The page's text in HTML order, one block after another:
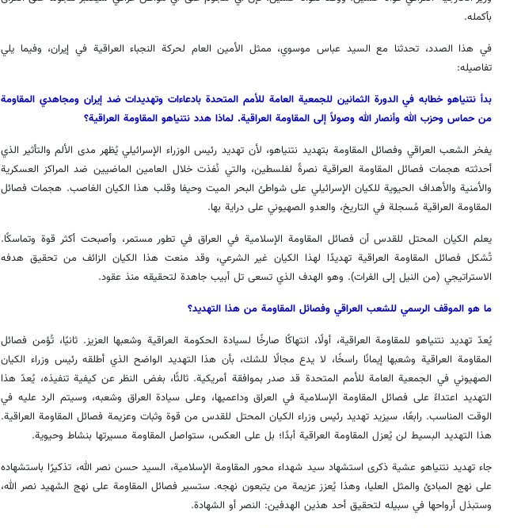
بأكمله.
في هذا الصدد، تحدثنا مع السيد عباس موسوي، ممثل الأمين العام لحركة النجباء العراقية في إيران، وفيما يلي
تفاصيله:
بدأ نتنياهو خطابه في الدورة الثمانين للجمعية العامة للأمم المتحدة بادعاءات وتهديدات ضد إيران ومجاهدي المقاومة
من حماس وحزب الله وأنصار الله وصولاً إلى المقاومة العراقية. لماذا هدد نتنياهو المقاومة العراقية؟
يفخر الشعب العراقي وفصائل المقاومة بتهديد نتنياهو، لأن تهديد رئيس الوزراء الإسرائيلي يُظهر مدى الألم والتأثير الذي
أحدثته هجمات فصائل المقاومة العراقية نصرةً لفلسطين، والتي نُفذت خلال العامين الماضيين ضد المراكز العسكرية
والأمنية والأهداف الحيوية للكيان الإسرائيلي على شواطئ البحر الميت وحيفا وقلب هذا الكيان الغاصب. هجمات فصائل
المقاومة العراقية مُسجلة في التاريخ، والعدو الصهيوني على دراية بها.
يعلم الكيان المحتل للقدس أن فصائل المقاومة الإسلامية في العراق في تطور مستمر، وأصبحت أكثر قوة وتماسكًا.
تُشكل فصائل المقاومة العراقية تهديدًا لهذا الكيان غير الشرعي، وقد منعت هذا الكيان الزائف من تحقيق هدفه
الاستراتيجي (من النيل إلى الفرات). وهو الهدف الذي تسعى تل أبيب جاهدة لتحقيقه منذ عقود.
ما هو الموقف الرسمي للشعب العراقي وفصائل المقاومة من هذا التهديد؟
يُعدّ تهديد نتنياهو للمقاومة العراقية، أولًا، انتهاكًا صارخًا لسيادة الحكومة العراقية وشعبها العزيز. ثانيًا، تُؤمن فصائل
المقاومة العراقية وشعبها إيمانًا راسخًا، لا يدع مجالًا للشك، بأن هذا التهديد الواضح الذي أطلقه رئيس وزراء الكيان
الصهيوني في الجمعية العامة للأمم المتحدة قد صدر بموافقة أمريكية. ثالثًا، بغض النظر عن كيفية تنفيذه، يُعدّ هذا
التهديد اعتداءً على فصائل المقاومة الإسلامية في العراق وداعميها، وعلى سيادة العراق وشعبه، وسيتم الرد عليه في
الوقت المناسب. رابعًا، سيزيد تهديد رئيس وزراء الكيان المحتل للقدس من قوة وثبات وعزيمة فصائل المقاومة العراقية.
هذا التهديد البسيط لن يُعزل المقاومة العراقية أبدًا؛ بل على العكس، ستواصل المقاومة مسيرتها بنشاط وحيوية.
جاء تهديد نتنياهو عشية ذكرى استشهاد سيد شهداء محور المقاومة الإسلامية، السيد حسن نصر الله، تذكيرًا باستشهاده
على نهج المبادئ والمثل العليا، وهذا يُعزز عزيمة من يتبعون نهجه. ستسير فصائل المقاومة على نهج الشهيد نصر الله،
وستبذل أرواحها في سبيله لتحقيق أحد هذين الهدفين: النصر أو الشهادة.